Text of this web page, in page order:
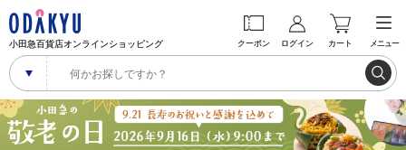
小田急百貨店オンラインショッピング クーポン ログイン カート メニュー